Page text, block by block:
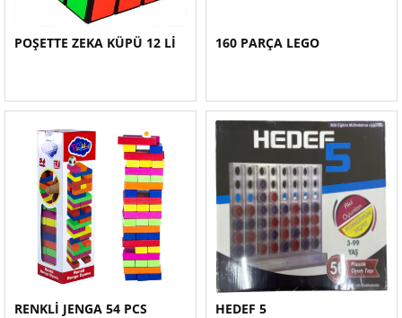
POŞETTE ZEKA KÜPÜ 12 Lİ 160 PARÇA LEGO
RENKLİ JENGA 54 PCS HEDEF 5